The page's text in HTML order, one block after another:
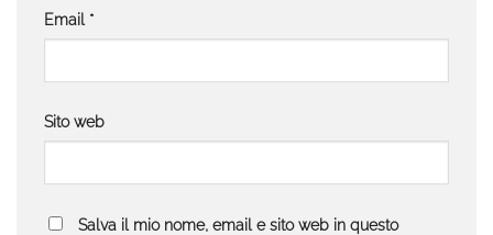
Email *
Sito web
Salva il mio nome, email e sito web in questo